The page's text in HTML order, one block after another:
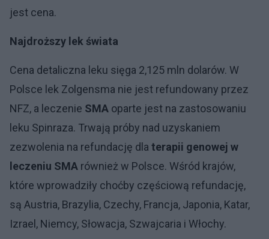
jest cena.
Najdroższy lek świata
Cena detaliczna leku sięga 2,125 mln dolarów. W
Polsce lek Zolgensma nie jest refundowany przez
NFZ, a leczenie SMA oparte jest na zastosowaniu
leku Spinraza. Trwają próby nad uzyskaniem
zezwolenia na refundację dla terapii genowej w
leczeniu SMA również w Polsce. Wśród krajów,
które wprowadziły choćby częściową refundację,
są Austria, Brazylia, Czechy, Francja, Japonia, Katar,
Izrael, Niemcy, Słowacja, Szwajcaria i Włochy.